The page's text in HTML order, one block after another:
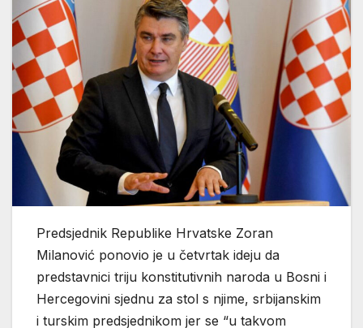
Predsjednik Republike Hrvatske Zoran
Milanović ponovio je u četvrtak ideju da
predstavnici triju konstitutivnih naroda u Bosni i
Hercegovini sjednu za stol s njime, srbijanskim
i turskim predsjednikom jer se “u takvom